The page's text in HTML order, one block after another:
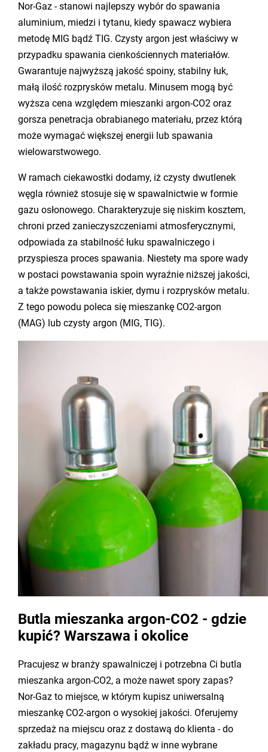
Nor-Gaz - stanowi najlepszy wybór do spawania
aluminium, miedzi i tytanu, kiedy spawacz wybiera
metodę MIG bądź TIG. Czysty argon jest właściwy w
przypadku spawania cienkościennych materiałów.
Gwarantuje najwyższą jakość spoiny, stabilny łuk,
małą ilość rozprysków metalu. Minusem mogą być
wyższa cena względem mieszanki argon-CO2 oraz
gorsza penetracja obrabianego materiału, przez którą
może wymagać większej energii lub spawania
wielowarstwowego.
W ramach ciekawostki dodamy, iż czysty dwutlenek
węgla również stosuje się w spawalnictwie w formie
gazu osłonowego. Charakteryzuje się niskim kosztem,
chroni przed zanieczyszczeniami atmosferycznymi,
odpowiada za stabilność łuku spawalniczego i
przyspiesza proces spawania. Niestety ma spore wady
w postaci powstawania spoin wyraźnie niższej jakości,
a także powstawania iskier, dymu i rozprysków metalu.
Z tego powodu poleca się mieszankę CO2-argon
(MAG) lub czysty argon (MIG, TIG).
Butla mieszanka argon-CO2 - gdzie
kupić? Warszawa i okolice
Pracujesz w branży spawalniczej i potrzebna Ci butla
mieszanka argon-CO2, a może nawet spory zapas?
Nor-Gaz to miejsce, w którym kupisz uniwersalną
mieszankę CO2-argon o wysokiej jakości. Oferujemy
sprzedaż na miejscu oraz z dostawą do klienta - do
zakładu pracy, magazynu bądź w inne wybrane